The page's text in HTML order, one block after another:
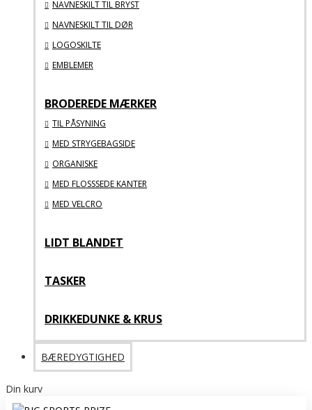
NAVNESKILT TIL BRYST
NAVNESKILT TIL DØR
LOGOSKILTE
EMBLEMER
BRODEREDE MÆRKER
TIL PÅSYNING
MED STRYGEBAGSIDE
ORGANISKE
MED FLOSSSEDE KANTER
MED VELCRO
LIDT BLANDET
TASKER
DRIKKEDUNKE & KRUS
BÆREDYGTIGHED
Din kurv